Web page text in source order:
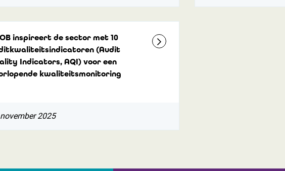
inspireert de sector met 10
(Audit
Indicators, AQI) voor een
kwaliteitsmonitoring
2025